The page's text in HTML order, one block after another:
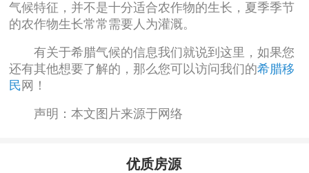
气候特征，并不是十分适合农作物的生长，夏季季节
的农作物生长常常需要人为灌溉。
有关于希腊气候的信息我们就说到这里，如果您
还有其他想要了解的，那么您可以访问我们的希腊移
民 网！
声明：本文图片来源于网络
优质房源